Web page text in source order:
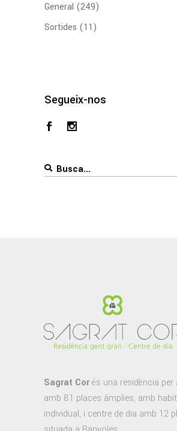
General (249)
Sortides (11)
Segueix-nos
Search
Sagrat Corés una residència per
amb 81 places àmplies, amb
individual, i centre de dia amb 12